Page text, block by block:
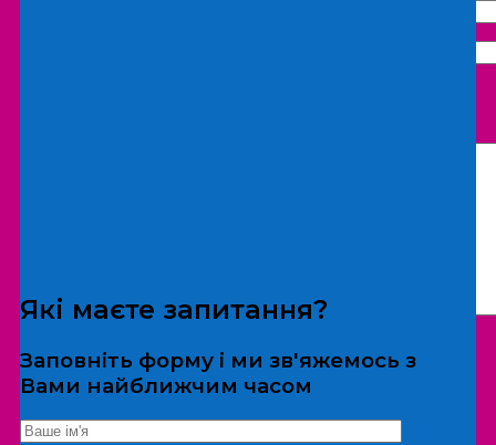
*Дані не передаються третім особам
Які маєте запитання?
Заповніть форму і ми зв'яжемось з
Вами найближчим часом